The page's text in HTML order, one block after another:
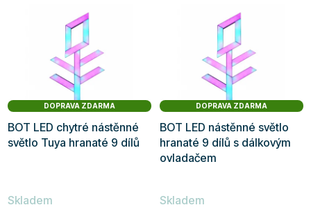
DOPRAVA ZDARMA
BOT LED chytré nástěnné
světlo Tuya hranaté 9 dílů
Skladem
DOPRAVA ZDARMA
BOT LED nástěnné světlo
hranaté 9 dílů s dálkovým
ovladačem
Skladem